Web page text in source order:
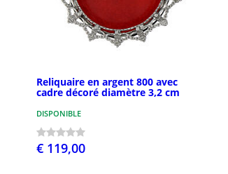
Reliquaire en argent 800 avec
cadre décoré diamètre 3,2 cm
DISPONIBLE
€ 119,00